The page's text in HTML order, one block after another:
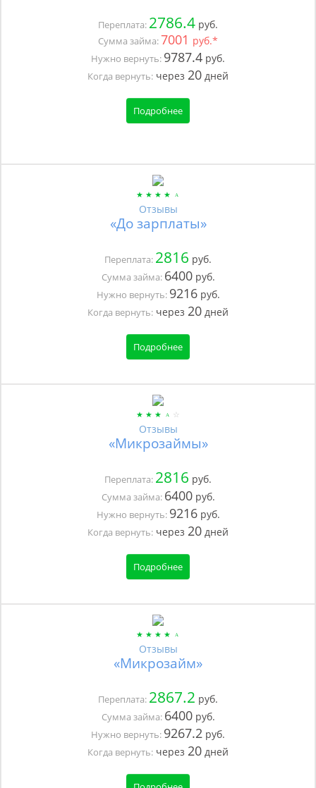
Переплата: 2786.4 руб.
Сумма займа:7001 руб.*
Нужно вернуть: 9787.4 руб.
Когда вернуть: через 20 дней
Подробнее
Отзывы
«До зарплаты»
Переплата: 2816 руб.
Сумма займа: 6400руб.
Нужно вернуть: 9216руб.
Когда вернуть: через 20 дней
Подробнее
Отзывы
«Микрозаймы»
Переплата: 2816 руб.
Сумма займа: 6400руб.
Нужно вернуть: 9216руб.
Когда вернуть: через 20 дней
Подробнее
Отзывы
«Микрозайм»
Переплата: 2867.2 руб.
Сумма займа: 6400руб.
Нужно вернуть: 9267.2 руб.
Когда вернуть: через 20 дней